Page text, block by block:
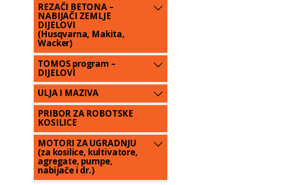
REZAČI BETONA –
NABIJAČI ZEMLJE
DIJELOVI
(Husqvarna, Makita,
Wacker)
TOMOS program –
DIJELOVI
ULJA I MAZIVA
PRIBOR ZA ROBOTSKE
KOSILICE
MOTORI ZA UGRADNJU
(za kosilice, kultivatore,
agregate, pumpe,
nabijače i dr.)